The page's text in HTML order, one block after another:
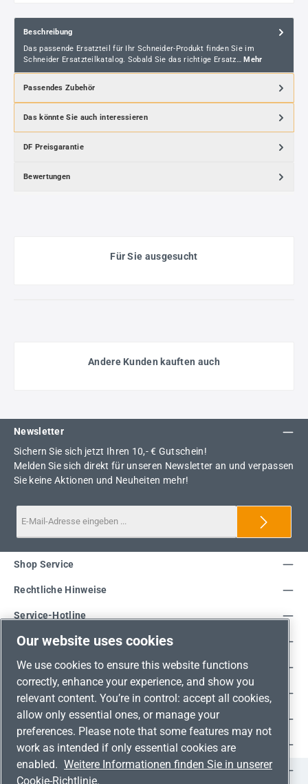
Beschreibung
Das passende Ersatzteil für Ihr Schneider-Produkt finden Sie im
Schneider Ersatzteilkatalog. Sobald Sie das richtige Ersatz… Mehr
Passendes Zubehör
Das könnte Sie auch interessieren
DF Preisgarantie
Bewertungen
Für Sie ausgesucht
Andere Kunden kauften auch
Newsletter
Sichern Sie sich jetzt Ihren 10,- € Gutschein!
Melden Sie sich direkt für unseren Newsletter an und verpassen
Sie keine Aktionen und Neuheiten mehr!
Service-Hotline
Shop Service
Rechtliche Hinweise
Unsere Vorteile
Versandarten
Zahlungsarten
Adresse
Umweltschutz & Partnerschaft
Jetzt auf Social Media folgen!
Our website uses cookies
We use cookies to ensure this website functions
correctly, enhance your experience, and show you
relevant content. You’re in control: accept all cookies,
allow only essential ones, or manage your
preferences. Please note that some features may not
work as intended if only essential cookies are
enabled. Weitere Informationen finden Sie in unserer
Cookie-Richtlinie.